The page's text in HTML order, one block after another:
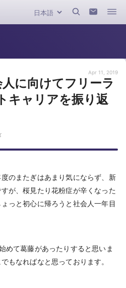
Apr 11, 2019
に向けてフリーラ
キャリアを振り返
のまたぎはあまり気にならず、新
が、桜見たり花粉症が辛くなった
っと初心に帰ろうと社会人一年目
めて葛藤があったりすると思いま
もなればなと思っております。